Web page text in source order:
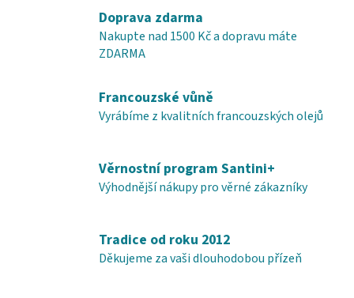
c
í
k
y
p
i
n
í
Doprava zdarma
Nakupte nad 1500 Kč a dopravu máte
ZDARMA
Francouzské vůně
Vyrábíme z kvalitních francouzských olejů
Věrnostní program Santini+
Výhodnější nákupy pro věrné zákazníky
Tradice od roku 2012
Děkujeme za vaši dlouhodobou přízeň